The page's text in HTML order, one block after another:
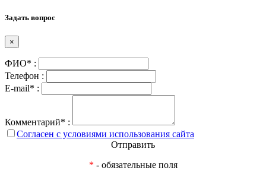
Задать вопрос
×
ФИО* :
Телефон :
E-mail* :
Комментарий* :
Согласен с условиями использования сайта
Отправить
* - обязательные поля